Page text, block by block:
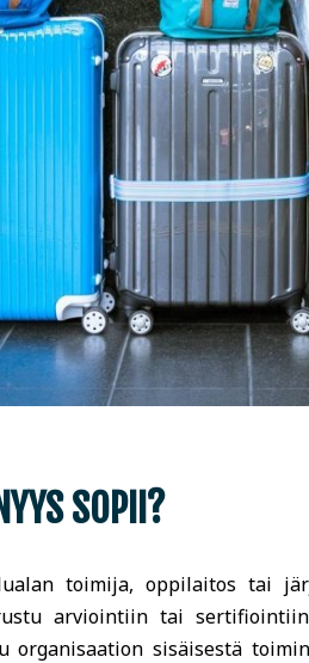
SOPII?
toimija, oppilaitos tai
arviointiin tai
organisaation sisäisestä